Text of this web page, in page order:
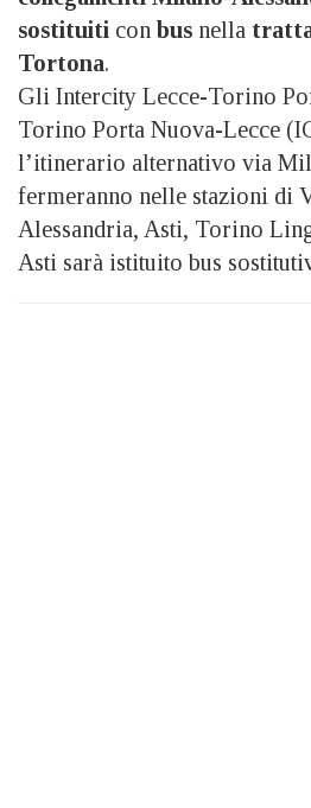
sostituiti con bus nella
Tortona.
Gli Intercity Lecce-Torino
Torino Porta Nuova-Lecce
l’itinerario alternativo via
fermeranno nelle stazioni di
Alessandria, Asti, Torino
Asti sarà istituito bus